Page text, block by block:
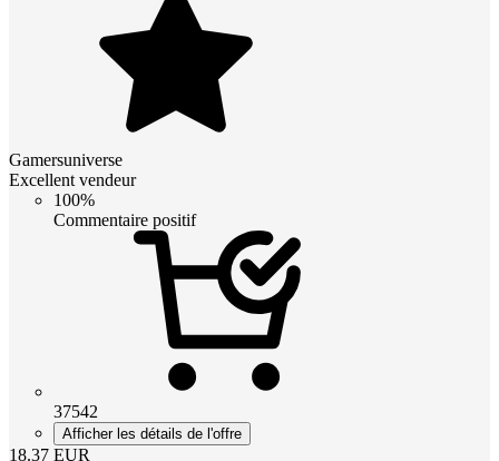
Gamersuniverse
Excellent vendeur
100%
Commentaire positif
37542
Afficher les détails de l'offre
18.37 EUR